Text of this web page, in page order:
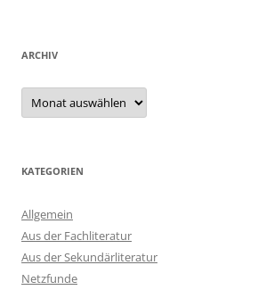
ARCHIV
Archiv
KATEGORIEN
Allgemein
Aus der Fachliteratur
Aus der Sekundärliteratur
Netzfunde